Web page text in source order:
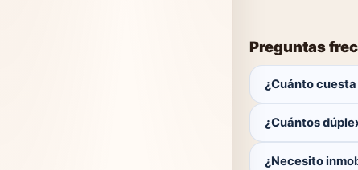
Preguntas
¿Cuánto
¿Cuántos
¿Necesito